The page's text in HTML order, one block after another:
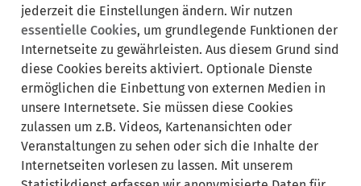
Kein Zugriff
4 0 3
Sie haben keinen Zugriff auf diese Seite
/backend/test/test_has_min_role/!
jetzt
anmelden
jederzeit die Einstellungen ändern. Wir nutzen
essentielle Cookies, um grundlegende Funktionen der
Internetseite zu gewährleisten. Aus diesem Grund sind
diese Cookies bereits aktiviert. Optionale Dienste
ermöglichen die Einbettung von externen Medien in
unsere Internetsete. Sie müssen diese Cookies
zulassen um z.B. Videos, Kartenansichten oder
Veranstaltungen zu sehen oder sich die Inhalte der
Internetseiten vorlesen zu lassen. Mit unserem